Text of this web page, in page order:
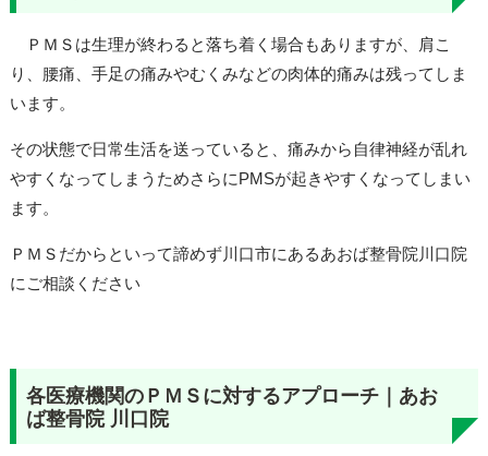
ＰＭＳは生理が終わると落ち着く場合もありますが、肩こ
り、腰痛、手足の痛みやむくみなどの肉体的痛みは残ってしま
います。
その状態で日常生活を送っていると、痛みから自律神経が乱れ
やすくなってしまうためさらにPMSが起きやすくなってしまい
ます。
ＰＭＳだからといって諦めず川口市にあるあおば整骨院川口院
にご相談ください
各医療機関のＰＭＳに対するアプローチ｜あお
ば整骨院 川口院